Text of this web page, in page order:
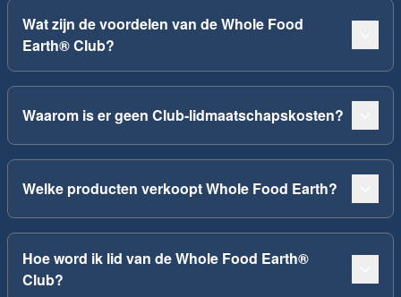
Wat zijn de voordelen van de Whole Food
Earth® Club?
Waarom is er geen Club-lidmaatschapskosten?
Welke producten verkoopt Whole Food Earth?
Hoe word ik lid van de Whole Food Earth®
Club?